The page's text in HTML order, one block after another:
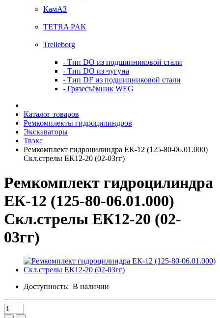
КамАЗ
TETRA PAK
Trelleborg
- Тип DO из подшипниковой стали
- Тип DO из чугуна
- Тип DF из подшипниковой стали
- Грязесъёмник WEG
Каталог товаров
Ремкомплекты гидроцилиндров
Экскаваторы
Твэкс
Ремкомплект гидроцилиндра ЕК-12 (125-80-06.01.000)
Скл.стрелы ЕК12-20 (02-03гг)
Ремкомплект гидроцилиндра
ЕК-12 (125-80-06.01.000)
Скл.стрелы ЕК12-20 (02-
03гг)
Доступность: В наличии